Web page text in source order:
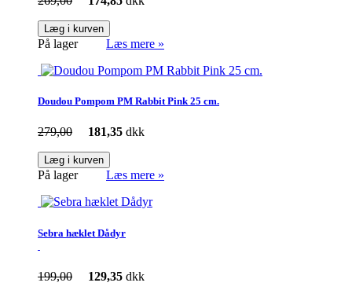
Læg i kurven
På lager Læs mere »
Doudou Pompom PM Rabbit Pink 25 cm.
279,00 181,35 dkk
Læg i kurven
På lager Læs mere »
Sebra hæklet Dådyr
199,00 129,35 dkk